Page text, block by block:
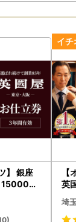
】 銀座
15000円
ビジネス
英
ご
ー
埼